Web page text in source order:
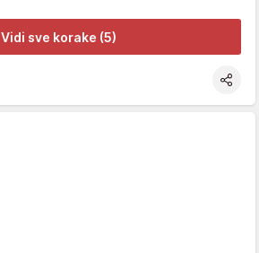
Vidi sve korake (5)